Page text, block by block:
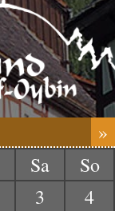
»
Sa
So
3
4